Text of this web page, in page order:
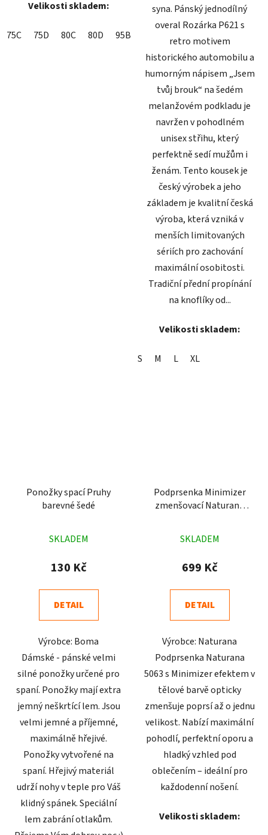
Velikosti skladem:
75C 75D 80C 80D 95B
syna. Pánský jednodílný
overal Rozárka P621 s
retro motivem
historického automobilu a
humorným nápisem „Jsem
tvůj brouk“ na šedém
melanžovém podkladu je
navržen v pohodlném
unisex střihu, který
perfektně sedí mužům i
ženám. Tento kousek je
český výrobek a jeho
základem je kvalitní česká
výroba, která vzniká v
menších limitovaných
sériích pro zachování
maximální osobitosti.
Tradiční přední propínání
na knoflíky od...
Velikosti skladem:
S M L XL
Ponožky spací Pruhy
barevné šedé
hodnocení
produktu
5,0
z
hvězdiček.
SKLADEM
130 Kč
DETAIL
Výrobce: Boma
Dámské - pánské velmi
silné ponožky určené pro
spaní. Ponožky mají extra
jemný neškrtící lem. Jsou
velmi jemné a příjemné,
maximálně hřejivé.
Ponožky vytvořené na
spaní. Hřejivý materiál
udrží nohy v teple pro Váš
klidný spánek. Speciální
lem zabrání otlakům.
Podprsenka Minimizer
zmenšovací Naturana
hodnocení
produktu
4,4
z
hvězdiček.
SKLADEM
699 Kč
DETAIL
Výrobce: Naturana
Podprsenka Naturana
5063 s Minimizer efektem v
tělové barvě opticky
zmenšuje poprsí až o jednu
velikost. Nabízí maximální
pohodlí, perfektní oporu a
hladký vzhled pod
oblečením – ideální pro
každodenní nošení.
Velikosti skladem: